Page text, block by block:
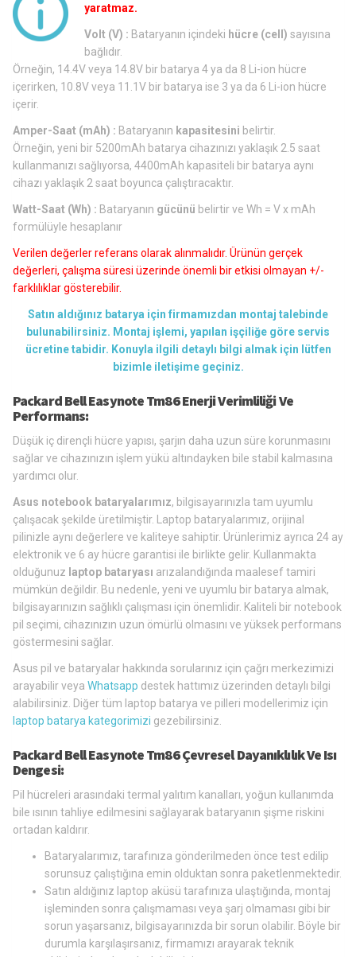
yaratmaz.
Volt (V) : Bataryanın içindeki hücre (cell) sayısına
bağlıdır.
Örneğin, 14.4V veya 14.8V bir batarya 4 ya da 8 Li-ion hücre
içerirken, 10.8V veya 11.1V bir batarya ise 3 ya da 6 Li-ion hücre
içerir.
Amper-Saat (mAh) : Bataryanın kapasitesini belirtir.
Örneğin, yeni bir 5200mAh batarya cihazınızı yaklaşık 2.5 saat
kullanmanızı sağlıyorsa, 4400mAh kapasiteli bir batarya aynı
cihazı yaklaşık 2 saat boyunca çalıştıracaktır.
Watt-Saat (Wh) : Bataryanın gücünü belirtir ve Wh = V x mAh
formülüyle hesaplanır
Verilen değerler referans olarak alınmalıdır. Ürünün gerçek
değerleri, çalışma süresi üzerinde önemli bir etkisi olmayan +/-
farklılıklar gösterebilir.
Satın aldığınız batarya için firmamızdan montaj talebinde
bulunabilirsiniz. Montaj işlemi, yapılan işçiliğe göre servis
ücretine tabidir. Konuyla ilgili detaylı bilgi almak için lütfen
bizimle iletişime geçiniz.
Packard Bell Easynote Tm86 Enerji Verimliliği Ve
Performans:
Düşük iç dirençli hücre yapısı, şarjın daha uzun süre korunmasını
sağlar ve cihazınızın işlem yükü altındayken bile stabil kalmasına
yardımcı olur.
Asus notebook bataryalarımız, bilgisayarınızla tam uyumlu
çalışacak şekilde üretilmiştir. Laptop bataryalarımız, orijinal
pilinizle aynı değerlere ve kaliteye sahiptir. Ürünlerimiz ayrıca 24 ay
elektronik ve 6 ay hücre garantisi ile birlikte gelir. Kullanmakta
olduğunuz laptop bataryası arızalandığında maalesef tamiri
mümkün değildir. Bu nedenle, yeni ve uyumlu bir batarya almak,
bilgisayarınızın sağlıklı çalışması için önemlidir. Kaliteli bir notebook
pil seçimi, cihazınızın uzun ömürlü olmasını ve yüksek performans
göstermesini sağlar.
Asus pil ve bataryalar hakkında sorularınız için çağrı merkezimizi
arayabilir veya Whatsapp destek hattımız üzerinden detaylı bilgi
alabilirsiniz. Diğer tüm laptop batarya ve pilleri modellerimiz için
laptop batarya kategorimizi gezebilirsiniz.
Packard Bell Easynote Tm86 Çevresel Dayanıklılık Ve Isı
Dengesi:
Pil hücreleri arasındaki termal yalıtım kanalları, yoğun kullanımda
bile ısının tahliye edilmesini sağlayarak bataryanın şişme riskini
ortadan kaldırır.
Bataryalarımız, tarafınıza gönderilmeden önce test edilip
sorunsuz çalıştığına emin olduktan sonra paketlenmektedir.
Satın aldığınız laptop aküsü tarafınıza ulaştığında, montaj
işleminden sonra çalışmaması veya şarj olmaması gibi bir
sorun yaşarsanız, bilgisayarınızda bir sorun olabilir. Böyle bir
durumla karşılaşırsanız, firmamızı arayarak teknik